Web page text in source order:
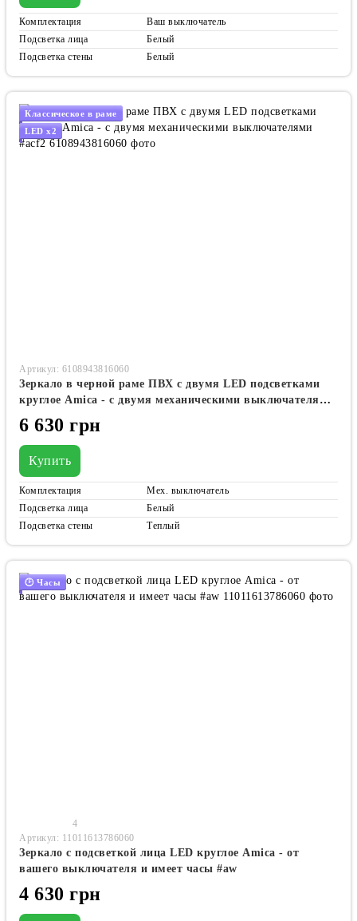
Комплектация
Ваш выключатель
Подсветка лица
Белый
Подсветка стены
Белый
Классическое в раме
LED x2
Артикул: 6108943816060
Зеркало в черной раме ПВХ с двумя LED подсветками
круглое Amica - с двумя механическими выключателями
#acf2
6 630 грн
Купить
Комплектация
Мех. выключатель
Подсветка лица
Белый
Подсветка стены
Теплый
🕑 Часы
4
Артикул: 11011613786060
Зеркало с подсветкой лица LED круглое Amica - от
вашего выключателя и имеет часы #aw
4 630 грн